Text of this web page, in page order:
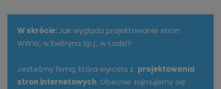
W skrócie:Jak wygląda projektowanie stron
WWW, w Ewitryna Sp.j., w Łodzi?:
Jesteśmy firmą, która wyrosła z projektowania
stron internetowych. Obecnie zajmujemy się